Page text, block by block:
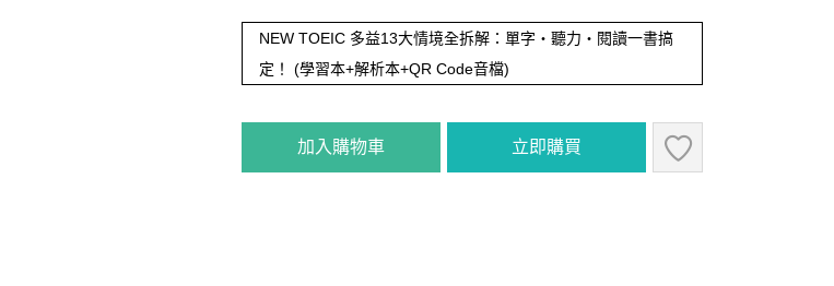
NEW TOEIC 多益13大情境全拆解：單字・聽力・閱讀一書搞
定！ (學習本+解析本+QR Code音檔)
加入購物車 立即購買